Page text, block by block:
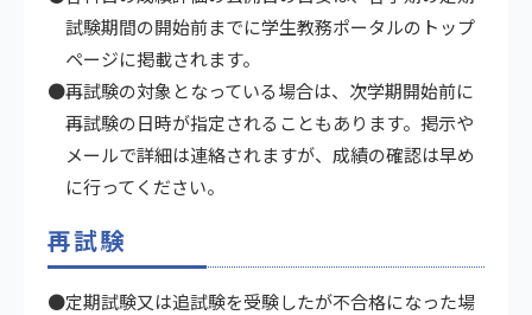
試験期間の開始前までに学生教務ポータルのトップ
ページに掲載されます。
●再試験の対象となっている場合は、次学期開始前に
再試験の日時が指定されることもあります。掲示や
メールで詳細は連絡されますが、成績の確認は早め
に行ってください。
再試験
●定期試験又は追試験を受験したが不合格になった場